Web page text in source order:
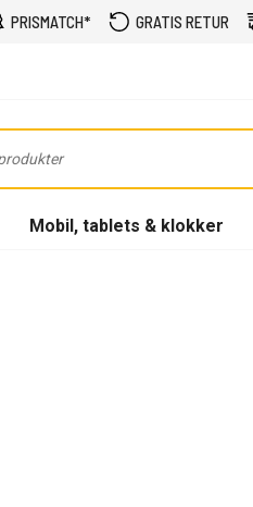
PRISMATCH* GRATIS RETUR
Mobil, tablets & klokker